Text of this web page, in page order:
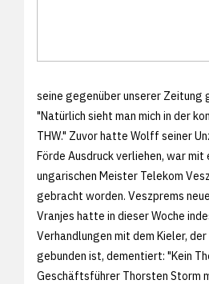
seine gegenüber unserer
"Natürlich sieht man mich in der
THW." Zuvor hatte Wolff seiner
Förde Ausdruck verliehen, war mit
ungarischen Meister Telekom
gebracht worden. Veszprems
Vranjes hatte in dieser Woche
Verhandlungen mit dem Kieler,
gebunden ist, dementiert: "Kein
Geschäftsführer Thorsten Storm